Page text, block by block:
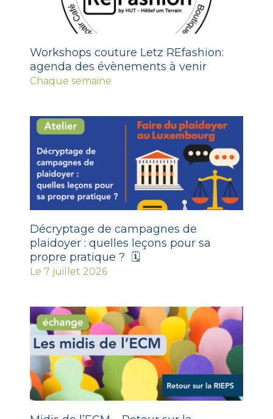
Workshops couture Letz REfashion:
agenda des évènements à venir
Chaque semaine
Décryptage de campagnes de
plaidoyer : quelles leçons pour sa
propre pratique ? 🗓
Le 7 juillet 2026